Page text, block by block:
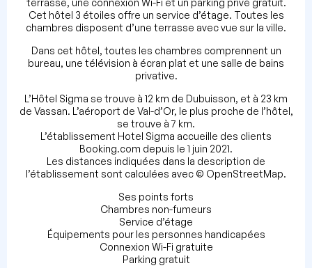
terrasse, une connexion Wi-Fi et un parking privé gratuit.
Cet hôtel 3 étoiles offre un service d’étage. Toutes les
chambres disposent d’une terrasse avec vue sur la ville.
Dans cet hôtel, toutes les chambres comprennent un
bureau, une télévision à écran plat et une salle de bains
privative.
L’Hôtel Sigma se trouve à 12 km de Dubuisson, et à 23 km
de Vassan. L’aéroport de Val-d’Or, le plus proche de l’hôtel,
se trouve à 7 km.
L’établissement Hotel Sigma accueille des clients
Booking.com depuis le 1 juin 2021.
Les distances indiquées dans la description de
l’établissement sont calculées avec © OpenStreetMap.
Ses points forts
Chambres non-fumeurs
Service d’étage
Équipements pour les personnes handicapées
Connexion Wi-Fi gratuite
Parking gratuit